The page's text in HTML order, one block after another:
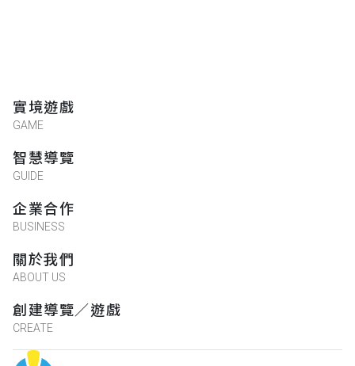
實境遊戲
GAME
智慧導覽
GUIDE
企業合作
BUSINESS
關於我們
ABOUT US
創建導覽／遊戲
CREATE